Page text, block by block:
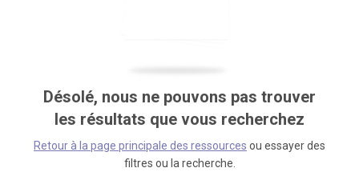
Désolé, nous ne pouvons pas trouver
les résultats que vous recherchez
Retour à la page principale des ressources ou essayer des
filtres ou la recherche.